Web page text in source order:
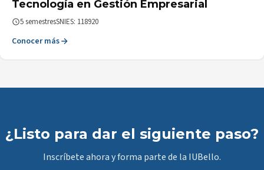
Tecnología en Gestión Empresarial
5 semestresSNIES: 118920
Conocer más
¿Listo para dar el siguiente paso?
Inscríbete ahora y forma parte de la IUBello.